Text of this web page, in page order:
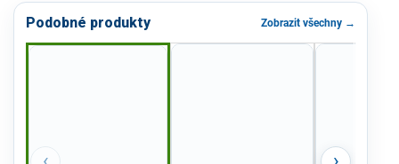
Podobné produkty Zobrazit všechny →